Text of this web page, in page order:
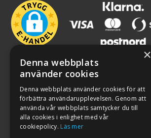
×
Denna webbplats
använder cookies
Denna webbplats använder cookies för att
förbättra användarupplevelsen. Genom att
använda vår webbplats samtycker du till
alla cookies i enlighet med vår
cookiepolicy. Läs mer